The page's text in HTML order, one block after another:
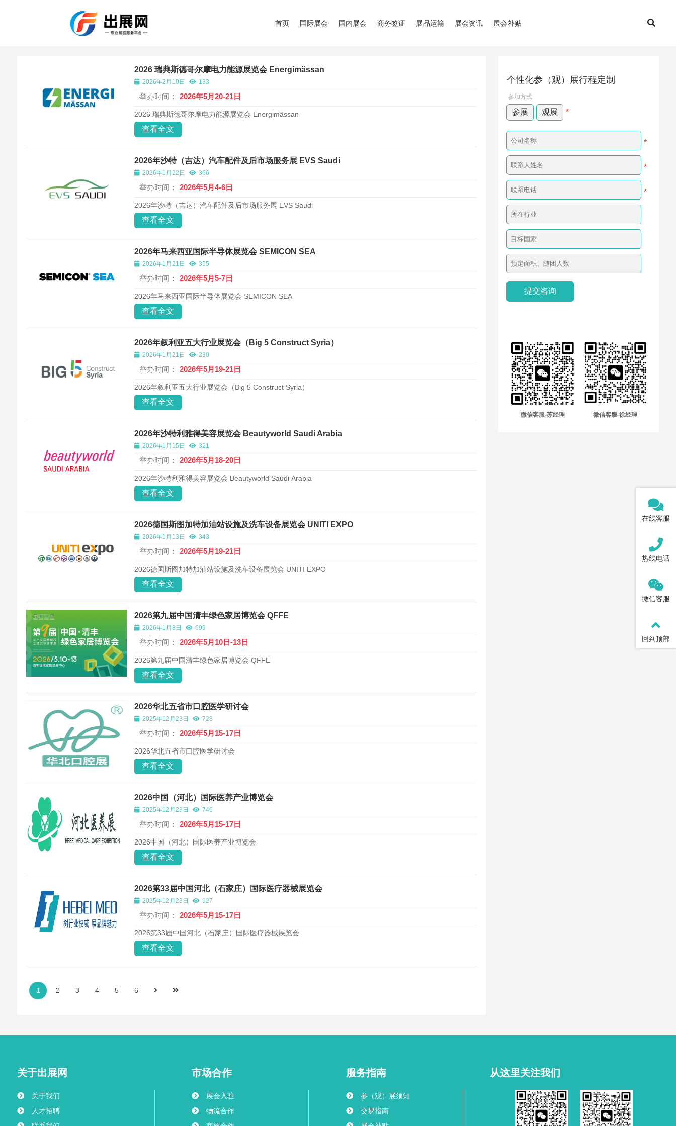
首页 国际展会 国内展会 商务签证 展品运输 展会资讯 展会补贴
2026 瑞典斯德哥尔摩电力能源展览会 Energimässan
2026年2月10日 133
举办时间： 2026年5月20-21日
2026 瑞典斯德哥尔摩电力能源展览会 Energimässan
查看全文
2026年沙特（吉达）汽车配件及后市场服务展 EVS Saudi
2026年1月22日 366
举办时间： 2026年5月4-6日
2026年沙特（吉达）汽车配件及后市场服务展 EVS Saudi
查看全文
2026年马来西亚国际半导体展览会 SEMICON SEA
2026年1月21日 355
举办时间： 2026年5月5-7日
2026年马来西亚国际半导体展览会 SEMICON SEA
查看全文
2026年叙利亚五大行业展览会（Big 5 Construct Syria）
2026年1月21日 230
举办时间： 2026年5月19-21日
2026年叙利亚五大行业展览会（Big 5 Construct Syria）
查看全文
2026年沙特利雅得美容展览会 Beautyworld Saudi Arabia
2026年1月15日 321
举办时间： 2026年5月18-20日
2026年沙特利雅得美容展览会 Beautyworld Saudi Arabia
查看全文
2026德国斯图加特加油站设施及洗车设备展览会 UNITI EXPO
2026年1月13日 343
举办时间： 2026年5月19-21日
2026德国斯图加特加油站设施及洗车设备展览会 UNITI EXPO
查看全文
2026第九届中国清丰绿色家居博览会 QFFE
2026年1月8日 699
举办时间： 2026年5月10日-13日
2026第九届中国清丰绿色家居博览会 QFFE
查看全文
2026华北五省市口腔医学研讨会
2025年12月23日 728
举办时间： 2026年5月15-17日
2026华北五省市口腔医学研讨会
查看全文
2026中国（河北）国际医养产业博览会
2025年12月23日 746
举办时间： 2026年5月15-17日
2026中国（河北）国际医养产业博览会
查看全文
2026第33届中国河北（石家庄）国际医疗器械展览会
2025年12月23日 927
举办时间： 2026年5月15-17日
2026第33届中国河北（石家庄）国际医疗器械展览会
查看全文
1 2 3 4 5 6
个性化参（观）展行程定制
参加方式
参展 观展 *
*
*
*
微信客服-苏经理 微信客服-徐经理
关于出展网
关于我们
人才招聘
市场合作
展会入驻
物流合作
服务指南
参（观）展须知
交易指南
从这里关注我们
在线客服
热线电话
微信客服
回到顶部